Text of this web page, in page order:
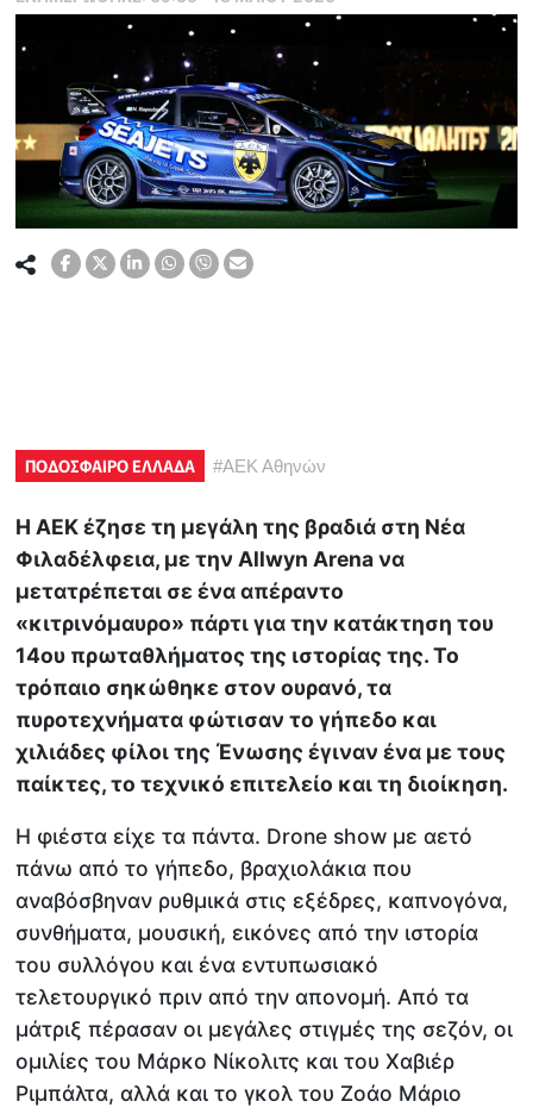
ΠΟΔΟΣΦΑΙΡΟ ΕΛΛΑΔΑ #ΑΕΚ Αθηνών
Η ΑΕΚ έζησε τη μεγάλη της βραδιά στη Νέα
Φιλαδέλφεια, με την Allwyn Arena να
μετατρέπεται σε ένα απέραντο
«κιτρινόμαυρο» πάρτι για την κατάκτηση του
14ου πρωταθλήματος της ιστορίας της. Το
τρόπαιο σηκώθηκε στον ουρανό, τα
πυροτεχνήματα φώτισαν το γήπεδο και
χιλιάδες φίλοι της Ένωσης έγιναν ένα με τους
παίκτες, το τεχνικό επιτελείο και τη διοίκηση.
Η φιέστα είχε τα πάντα. Drone show με αετό
πάνω από το γήπεδο, βραχιολάκια πoυ
αναβόσβηναν ρυθμικά στις εξέδρες, καπνογόνα,
συνθήματα, μουσική, εικόνες από την ιστορία
του συλλόγου και ένα εντυπωσιακό
τελετουργικό πριν από την απονομή. Από τα
μάτριξ πέρασαν οι μεγάλες στιγμές της σεζόν, οι
ομιλίες του Μάρκο Νίκολιτς και του Χαβιέρ
Ριμπάλτα, αλλά και το γκολ του Ζοάο Μάριο